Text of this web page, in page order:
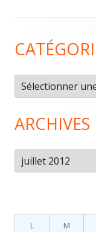
du
pied
de
page
Catégories
ARCHIVES
Archives
L
M